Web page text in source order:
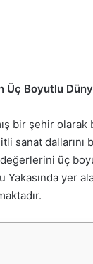
Üç Boyutlu
bir şehir
dallarını
değerlerini üç
yer